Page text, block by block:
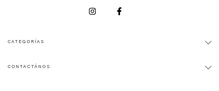
CATEGORÍAS
CONTACTÁNOS